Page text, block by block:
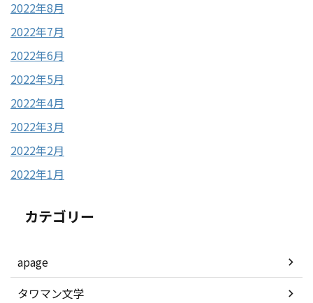
2022年8月
2022年7月
2022年6月
2022年5月
2022年4月
2022年3月
2022年2月
2022年1月
カテゴリー
apage
タワマン文学